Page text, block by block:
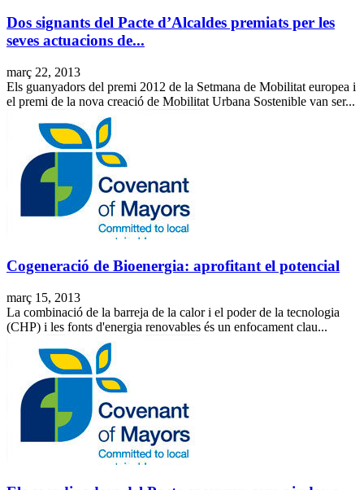
Dos signants del Pacte d’Alcaldes premiats per les
seves actuacions de...
març 22, 2013
Els guanyadors del premi 2012 de la Setmana de Mobilitat europea i
el premi de la nova creació de Mobilitat Urbana Sostenible van ser...
Cogeneració de Bioenergia: aprofitant el potencial
març 15, 2013
La combinació de la barreja de la calor i el poder de la tecnologia
(CHP) i les fonts d'energia renovables és un enfocament clau...